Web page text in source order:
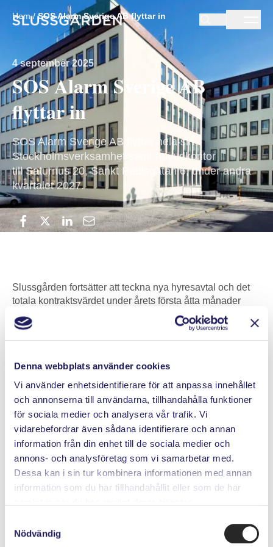
Denna webbplats använder cookies
Vi använder enhetsidentifierare för att anpassa innehållet
och annonserna till användarna, tillhandahålla funktioner
för sociala medier och analysera vår trafik. Vi
vidarebefordrar även sådana identifierare och annan
information från din enhet till de sociala medier och
annons- och analysföretag som vi samarbetar med.
Dessa kan i sin tur kombinera informationen med annan
information som du har tillhandahållit eller som de har
Nödvändig
Hem/SOS Alarm Sverige AB flyttar in
4 september 2025
SOS Alarm Sverige AB
flyttar in
SOS Alarm Sverige AB flyttar hela sin
Stockholmsverksamhet samt huvudkontor
till Saturnus 20, Sankt Paulsgatan 6, under andra
kvartalet 2027.
Slussgården fortsätter att teckna nya hyresavtal och det
totala kontraktsvärdet under årets första åtta månader
ligger nu på över två miljarder kronor. Merparten av dessa
två miljarder kommer av uthyrningar i Snäckan 8 och
Saturnus 20, men flera avtal har även tecknats i övriga
på Sankt Paulsgatan (Saturnus 20), flyttar ut under tredje
kvartalet 2026. Den nya förhyrningen, med beräknad
inflyttning kvartal 2 2027, kommer omfatta en markant
större del av byggnaden på fastigheten, drygt 9 300 kvm,
2 600 kvm mer än vad Statens Fastighetsverk förhyrde.
Hyresavtalet löper på 15 år och är tecknat med SOS
Alarm Sverige AB som flyttar hela sin
Stockholmsverksamhet samt huvudkontor till Saturnus
Slussgården som hyresvärd och vi kommer att, i nära
samarbete, anpassa lokalerna efter deras behov och är